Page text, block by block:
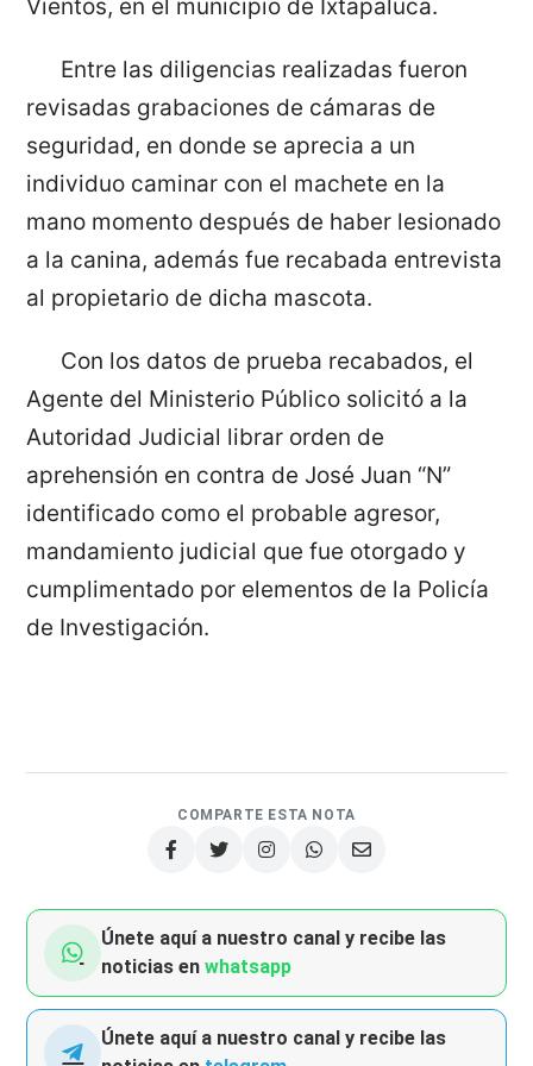
Vientos, en el municipio de Ixtapaluca.
Entre las diligencias realizadas fueron
revisadas grabaciones de cámaras de
seguridad, en donde se aprecia a un
individuo caminar con el machete en la
mano momento después de haber lesionado
a la canina, además fue recabada entrevista
al propietario de dicha mascota.
Con los datos de prueba recabados, el
Agente del Ministerio Público solicitó a la
Autoridad Judicial librar orden de
aprehensión en contra de José Juan “N”
identificado como el probable agresor,
mandamiento judicial que fue otorgado y
cumplimentado por elementos de la Policía
de Investigación.
COMPARTE ESTA NOTA
Únete aquí a nuestro canal y recibe las
noticias enwhatsapp
Únete aquí a nuestro canal y recibe las